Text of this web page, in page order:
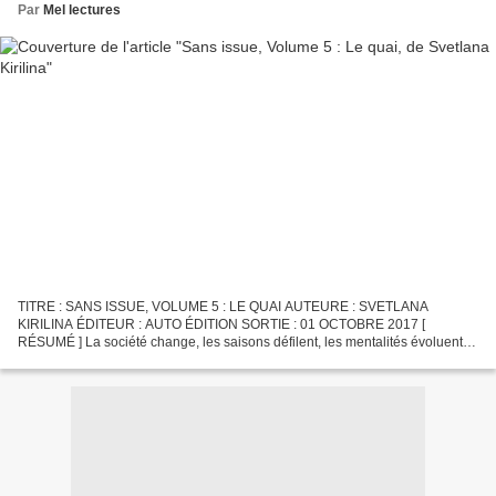
Par Mel lectures
TITRE : SANS ISSUE, VOLUME 5 : LE QUAI AUTEURE : SVETLANA
KIRILINA ÉDITEUR : AUTO ÉDITION SORTIE : 01 OCTOBRE 2017 [
RÉSUMÉ ] La société change, les saisons défilent, les mentalités évoluent.